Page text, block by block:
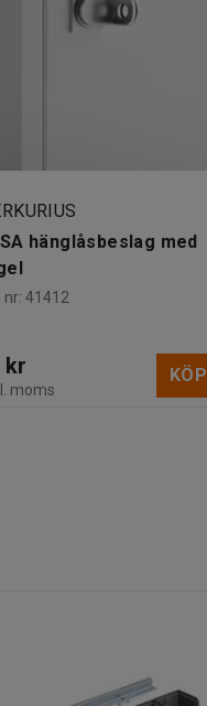
hänglåsbeslag med
nr: 41412
kr
moms
KÖP